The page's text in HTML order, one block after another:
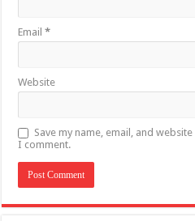
Email*
Website
Save my name, email, and
I comment.